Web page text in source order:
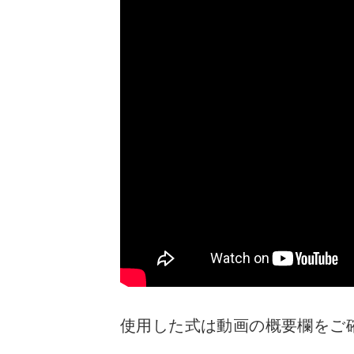
使用した式は動画の概要欄をご